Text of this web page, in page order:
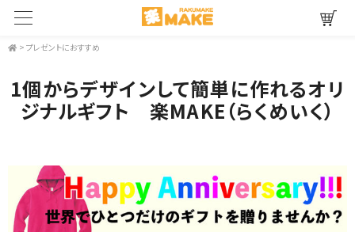
> プレゼントにおすすめ
1個からデザインして簡単に作れるオリ
ジナルギフト 楽MAKE（らくめいく）